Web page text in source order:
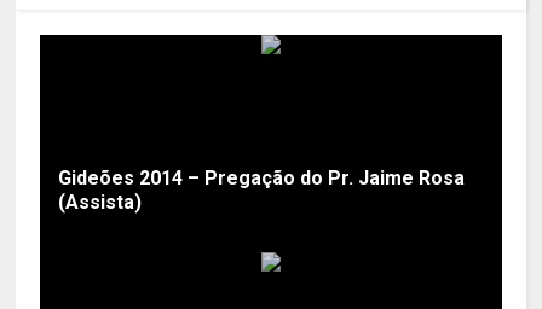
Gideões 2014 – Pregação do Pr. Jaime Rosa
(Assista)